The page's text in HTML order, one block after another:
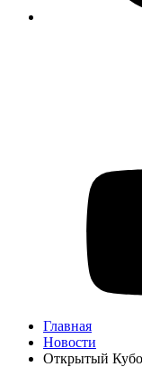
Главная
Новости
Открытый